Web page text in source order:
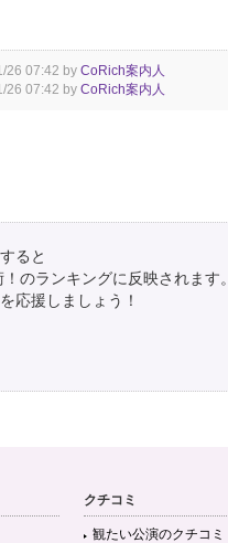
26 07:42 by CoRich案内人
26 07:42 by CoRich案内人
ると
のランキングに反映されます。
応援しましょう！
クチコミ
観たい公演のクチコミ